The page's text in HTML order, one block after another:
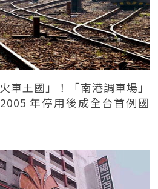
車王國」！「南港調車場」
年停用後成全台首例國